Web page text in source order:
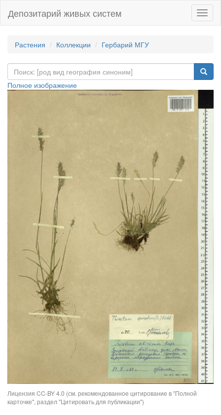
Депозитарий живых систем
Растения Коллекции Гербарий МГУ
Полное изображение
Лицензия CC-BY 4.0 (см. рекомендованное цитирование в "Полной
карточке", раздел "Цитировать для публикации")